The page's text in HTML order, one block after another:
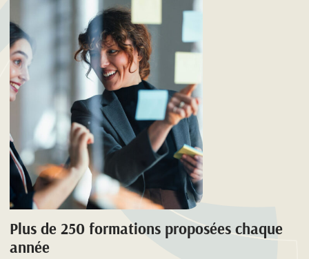
Plus de 250 formations proposées chaque
année